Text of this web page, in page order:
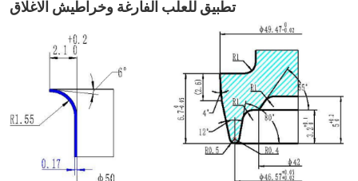
تطبيق للعلب الفارغة وخراطيش الاغلاق